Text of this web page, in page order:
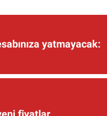
yatmayacak: